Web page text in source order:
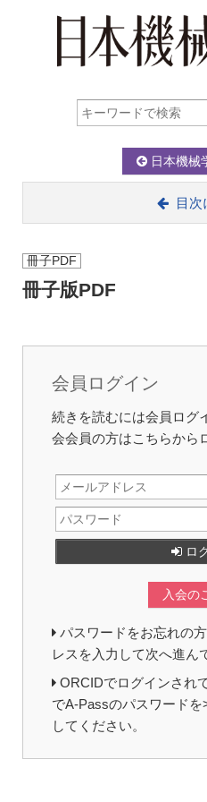
日本機械
目次
冊子PDF
冊子版PDF
会員ログイン
続きを読むには会員ログ
会会員の方はこちらから
ロ
入会の
パスワードをお忘れの
レスを入力して次へ進ん
ORCIDでログインされ
でA-Passのパスワード
してください。